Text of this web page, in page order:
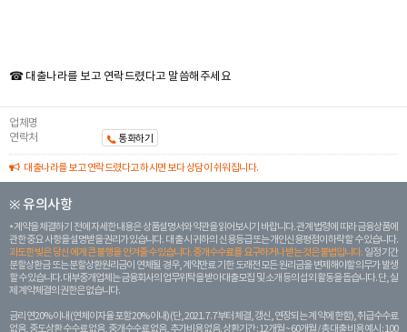
☎ 대출나라를 보고 연락드렸다고 말씀해주세요
업체명
연락처
통화하기
대출나라를 보고 연락드렸다고 하시면 보다 상담이 쉬워집니다.
※ 유의사항
계약을 체결하기 전에 자세한 내용은 상품설명서와 약관을 읽어보시기 바랍니다. 관계 법령에 따라 금융상품에
관한 중요 사항을 설명받을 권리가 있습니다. 대 출 시 귀하의 신용등급 또는 개인신용평점이 하락할 수 있습니다.
과도한 빚은 당신 에게 큰 불행을 안겨줄 수 있습니다. 중개수수료를 요구하거나 받는 것은 불법입니다. 일정 기간
분할상환금 또는 분할상환원리금이 연체될 경우, 계약만료 기한 도래전 모든 원리금을 변제해야할 의무가 발생
할 수 있습니다. 대부중개업체는 금융회사의 업무위탁을 받아 대출모집 및 소개 등의 섭외 활동을 돕습니다. 단, 실
제 계약체결의 권한은 없습니다.
금리 연20% 이내 (연체이자율 포함 20% 이내) (단, 2021. 7. 7부터 체결, 갱신, 연장되는 계 약에 한함), 취급수수료
없음, 중도상환 수수료 없음, 중개수수료 없음, 추가비용 없음. 상환기간 : 12개월 ~ 60개월 / 총 대출 비용 예시 : 100